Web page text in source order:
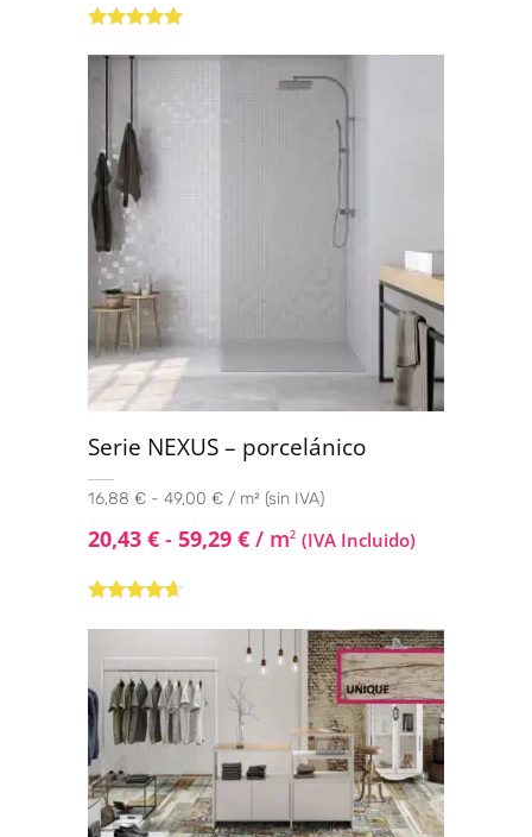
con
4.80
Serie NEXUS – porcelánico
16,88 € - 49,00 € / m² (sin IVA)
20,43 € - 59,29 € / m2 (IVA Incluido)
con4.50de